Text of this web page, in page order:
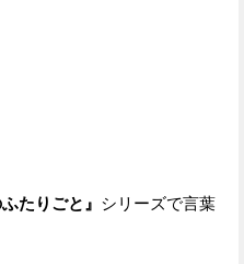
たりごと』 シリーズで言葉